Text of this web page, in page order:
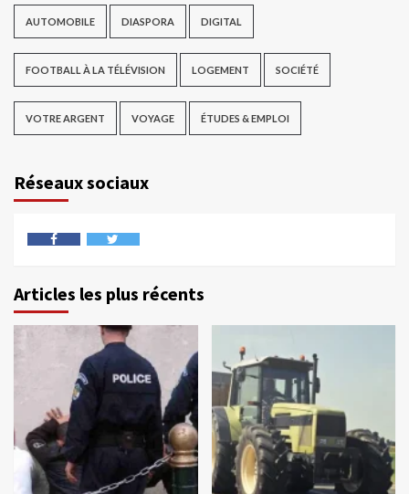
AUTOMOBILE DIASPORA DIGITAL
FOOTBALL À LA TÉLÉVISION LOGEMENT SOCIÉTÉ
VOTRE ARGENT VOYAGE ÉTUDES & EMPLOI
Réseaux sociaux
Articles les plus récents